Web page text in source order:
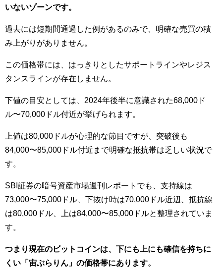
いないゾーンです。
過去には短期間通過した例があるのみで、明確な売買の積
み上がりがありません。
この価格帯には、はっきりとしたサポートラインやレジス
タンスラインが存在しません。
下値の目安としては、2024年後半に意識された68,000ド
ル〜70,000ドル付近が挙げられます。
上値は80,000ドルが心理的な節目ですが、突破後も
84,000〜85,000ドル付近まで明確な抵抗帯は乏しい状況で
す。
SBI証券の暗号資産市場週刊レポートでも、支持線は
73,000〜75,000ドル、下抜け時は70,000ドル近辺、抵抗線
は80,000ドル、上は84,000〜85,000ドルと整理されていま
す。
つまり現在のビットコインは、下にも上にも確信を持ちに
くい「宙ぶらりん」の価格帯にあります。